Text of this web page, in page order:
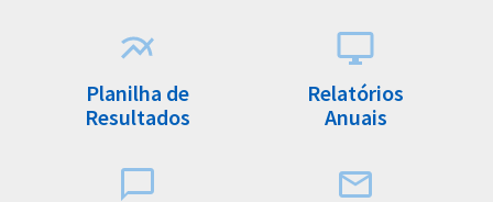
Planilha de
Resultados
Relatórios
Anuais